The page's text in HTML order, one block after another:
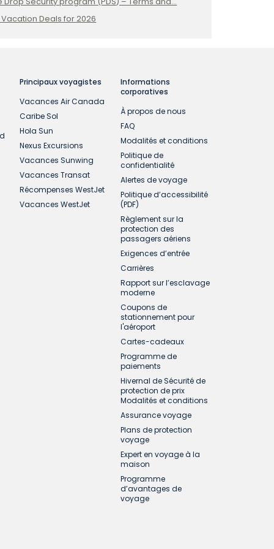
votre contribution au Fonds
et si vous êtes insatisfait du
Toutefois, notez que
ou les services fournis par les
et les conditions régissant la relation
dans les brochures ou les sites Web
notre agence ou nos employés qui
une catastrophe naturelle, une
une guerre, une
dont nous n'avons aucun
aucune responsabilité pour les
d’une perte, d’un dommage, d’un
ou de l'exécution déficiente d’un
applicables, qui doivent être payés sur
en partie, ces CONDITIONS DE VENTE
à main et être placés directement
ou le site Web de l’Administration
2202.
ainsi que des instructions sur la
Vacation Deals for 2026
Principaux voyagistes
Vacances Air Canada
Caribe Sol
Hola Sun
Nexus Excursions
Vacances Sunwing
Vacances Transat
Récompenses WestJet
Vacances WestJet
Informations
corporatives
À propos de nous
FAQ
Modalités et conditions
Politique de
confidentialité
Alertes de voyage
Politique d’accessibilité
(PDF)
Règlement sur la
protection des
passagers aériens
Exigences d’entrée
Carrières
Rapport sur l’esclavage
moderne
Coupons de
stationnement pour
l'aéroport
Cartes-cadeaux
Programme de
paiements
Hivernal de Sécurité de
protection de prix
Modalités et conditions
Assurance voyage
Plans de protection
voyage
Expert en voyage à la
maison
Programme
d’avantages de
voyage